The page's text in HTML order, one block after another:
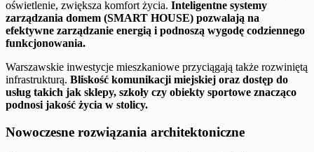
oświetlenie, zwiększa komfort życia. Inteligentne systemy
zarządzania domem (SMART HOUSE) pozwalają na
efektywne zarządzanie energią i podnoszą wygodę codziennego
funkcjonowania.
Warszawskie inwestycje mieszkaniowe przyciągają także rozwiniętą
infrastrukturą. Bliskość komunikacji miejskiej oraz dostęp do
usług takich jak sklepy, szkoły czy obiekty sportowe znacząco
podnosi jakość życia w stolicy.
Nowoczesne rozwiązania architektoniczne